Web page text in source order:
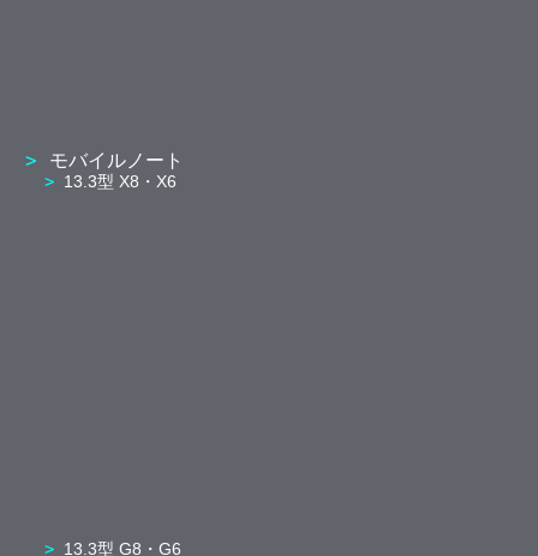
モバイルノート
13.3型 X8・X6
13.3型 G8・G6